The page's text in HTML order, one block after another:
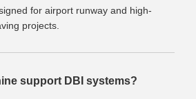
for airport runway and high-
projects.
support DBI systems?